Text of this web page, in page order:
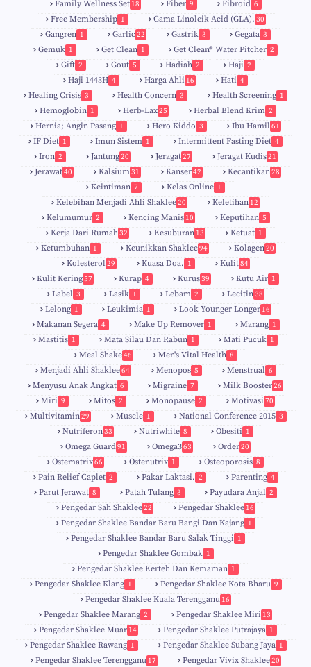
Family Wellness Set 18 Fiber 9 Fibroid 6
Free Membership 1 Gama Linoleik Acid (GLA). 30
Gangren 1 Garlic22 Gastrik 3 Gegata 3
Gemuk 1 Get Clean 1 Get Clean® Water Pitcher 2
Gift 2 Gout 5 Hadiah 2 Haji 2
Haji 1443H 4 Harga Ahli 16 Hati 4
Healing Crisis 3 Health Concern 3 Health Screening 1
Hemoglobin 1 Herb-Lax25 Herbal Blend Krim 2
Hernia; Angin Pasang 1 Hero Kiddo 3 Ibu Hamil61
IF Diet 1 Imun Sistem 1 Intermittent Fasting Diet 4
Iron 2 Jantung20 Jeragat27 Jeragat Kudis21
Jerawat40 Kalsium31 Kanser42 Kecantikan28
Keintiman 7 Kelas Online 1
Kelebihan Menjadi Ahli Shaklee20 Keletihan 12
Kelumumur 2 Kencing Manis 10 Keputihan 5
Kerja Dari Rumah32 Kesuburan 13 Ketuat 1
Ketumbuhan 1 Keunikkan Shaklee94 Kolagen20
Kolesterol29 Kuasa Doa. 1 Kulit84
Kulit Kering57 Kurap 4 Kurus39 Kutu Air 1
Label 3 Lasik 1 Lebam 2 Lecitin38
Lelong 1 Leukimia 1 Look Younger Longer 16
Makanan Segera 4 Make Up Remover 1 Marang 1
Mastitis 1 Mata Silau Dan Rabun 1 Mati Pucuk 1
Meal Shake46 Men's Vital Health 8
Menjadi Ahli Shaklee64 Menopos 5 Menstrual 6
Menyusu Anak Angkat 6 Migraine 7 Milk Booster26
Miri 9 Mitos 2 Monopause 2 Motivasi 70
Multivitamin29 Muscle 1 National Conference 2015 3
Nutriferon33 Nutriwhite 8 Obesiti 1
Omega Guard91 Omega363 Order20
Ostematrix66 Ostenutrix 1 Osteoporosis 8
Pain Relief Caplet 2 Pakar Laktasi. 2 Parenting 4
Parut Jerawat 8 Patah Tulang 3 Payudara Anjal 2
Pengedar Sah Shaklee22
9
Pengedar Shaklee 16
5
Pengedar Shaklee Bandar Baru Bangi Dan Kajang 1
Pengedar Shaklee Bandar Baru Salak Tinggi 1
Pengedar Shaklee Gombak 1
Pengedar Shaklee Kerteh Dan Kemaman 1
Pengedar Shaklee Klang 1 Pengedar Shaklee Kota Bharu 9
Pengedar Shaklee Kuala Terengganu 16
4
Pengedar Shaklee Marang 2 Pengedar Shaklee Miri 13
1
Pengedar Shaklee Muar 14
0
Pengedar Shaklee Putrajaya 1
Pengedar Shaklee Rawang 1 Pengedar Shaklee Subang Jaya 1
Pengedar Shaklee Terengganu 17 Pengedar Vivix Shaklee20